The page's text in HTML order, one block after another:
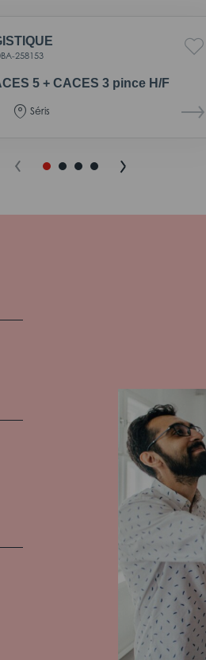
258153
5 + CACES 3 pince H/F
Séris